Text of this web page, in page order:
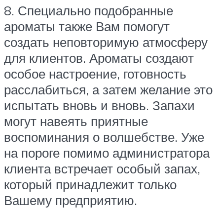
8. Специально подобранные
ароматы также Вам помогут
создать неповторимую атмосферу
для клиентов. Ароматы создают
особое настроение, готовность
расслабиться, а затем желание это
испытать вновь и вновь. Запахи
могут навеять приятные
воспоминания о волшебстве. Уже
на пороге помимо администратора
клиента встречает особый запах,
который принадлежит только
Вашему предприятию.